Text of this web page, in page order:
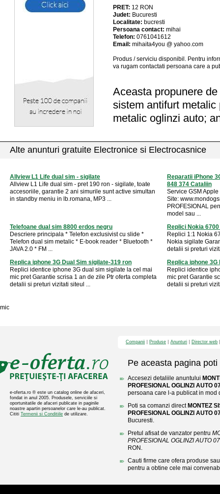
PRET: 12 RON
Judet: Bucuresti
Localitate: bucresti
Persoana contact: mihai
Telefon: 0761041612
Email: mihaita4you @ yahoo.com
Produs / serviciu disponibil . Pentru
va rugam contactati persoana care a
Aceasta propunere
sistem antifurt
metalic oglinzi auto;
Alte anunturi gratuite Electronice si Electrocasnice
Allview L1 Life dual sim - sigilate
Allview L1 Life dual sim - pret 190 ron - sigilate, toate
accesoriile, garantie 2 ani simurile sunt active simultan
in standby meniu in lb.romana, MP3 ...
Reparatii iPhone
848 374 Cataliin
Service GSM
Site:
PROFESIONAL
model sau ...
Telefoane dual sim 8800 erdos negru
Descriere principala * Telefon exclusivist cu slide *
Telefon dual sim metalic * E-book reader * Bluetooth *
JAVA 2.0 * FM ...
Replici Nokia
Replici 1:1 Nokia
Nokia sigilate
detalii si preturi
Replica iphone 3G Dual Sim sigilate-319 ron
Replici identice iphone 3G dual sim sigilate la cel mai
mic pret Garantie scrisa 1 an de zile Ptr oferta completa
detalii si preturi vizitati siteul ...
Replica iphone
Replici identice
mic pret Garantie
detalii si preturi
mic
e-oferta.ro ® este un catalog online de afaceri,
fondat in anul 2005. Produsele, serviciile si
oportunitatile de afaceri publicate in paginile
noastre apartin persoanelor care le-au publicat.
Cititi Termenii si Conditiile de utilizare.
Companii Produse Anunturi Director web
Pe aceasta pagina poti
Accesezi detaliile anuntului
PROFESIONAL OGLINZI AUTO
persoana care l-a publicat in mod
Poti sa comanzi direct MONTEZ
PROFESIONAL OGLINZI AUTO
Bucuresti.
Pretul afisat de vanzator pentru
PROFESIONAL OGLINZI AUTO
RON.
Cauti firme care ofera produse
pentru a obtine cele mai